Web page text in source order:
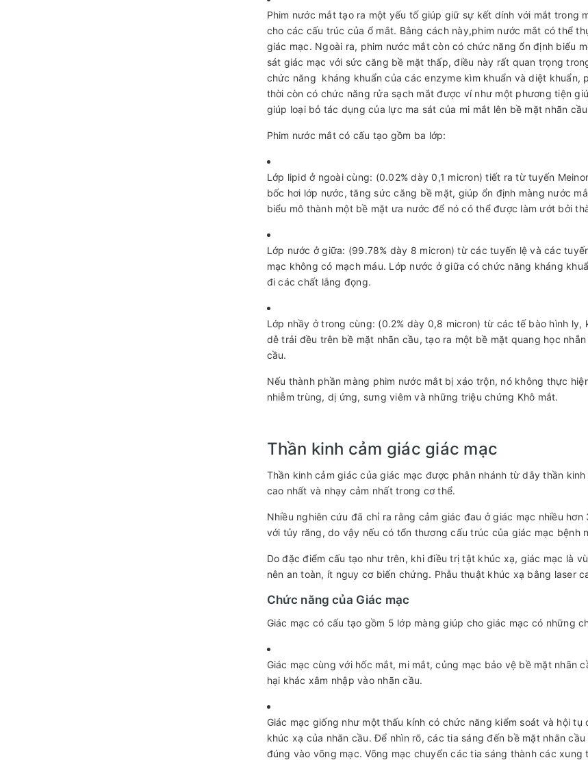
Phim nước mắt tạo ra một yếu tố giúp giữ sự kết dính với mắt
cho các cấu trúc của ổ mắt. Bằng cách này,phim nước mắt có thể
giác mạc. Ngoài ra, phim nước mắt còn có chức năng ổn định biểu
sát giác mạc với sức căng bề mặt thấp, điều này rất quan trọng
chức năng kháng khuẩn của các enzyme kìm khuẩn và diệt khuẩn,
thời còn có chức năng rửa sạch mắt được ví như một phương tiện
giúp loại bỏ tác dụng của lực ma sát của mi mắt lên bề mặt nhãn
Phim nước mắt có cấu tạo gồm ba lớp:
Lớp lipid ở ngoài cùng: (0.02% dày 0,1 micron) tiết ra từ tuyến
bốc hơi lớp nước, tăng sức căng bề mặt, giúp ổn định màng nước
biểu mô thành một bề mặt ưa nước để nó có thể được làm ướt bởi
Lớp nước ở giữa: (99.78% dày 8 micron) từ các tuyến lệ và các
mạc không có mạch máu. Lớp nước ở giữa có chức năng kháng
đi các chất lắng đọng.
Lớp nhầy ở trong cùng: (0.2% dày 0,8 micron) từ các tế bào hình
dễ trải đều trên bề mặt nhãn cầu, tạo ra một bề mặt quang học
cầu.
Nếu thành phần màng phim nước mắt bị xáo trộn, nó không thực
nhiễm trùng, dị ứng, sưng viêm và những triệu chứng Khô mắt.
Thần kinh cảm giác giác mạc
Thần kinh cảm giác của giác mạc được phân nhánh từ dây thần
cao nhất và nhạy cảm nhất trong cơ thể.
Nhiều nghiên cứu đã chỉ ra rằng cảm giác đau ở giác mạc nhiều
với tủy răng, do vậy nếu có tổn thương cấu trúc của giác mạc bệnh
Do đặc điểm cấu tạo như trên, khi điều trị tật khúc xạ, giác mạc là
nên an toàn, ít nguy cơ biến chứng. Phẫu thuật khúc xạ bằng laser
Chức năng của Giác mạc
Giác mạc có cấu tạo gồm 5 lớp màng giúp cho giác mạc có những
Giác mạc cùng với hốc mắt, mi mắt, củng mạc bảo vệ bề mặt nhãn
hại khác xâm nhập vào nhãn cầu.
Giác mạc giống như một thấu kính có chức năng kiểm soát và hội
khúc xạ của nhãn cầu. Để nhìn rõ, các tia sáng đến bề mặt nhãn
đúng vào võng mạc. Võng mạc chuyển các tia sáng thành các